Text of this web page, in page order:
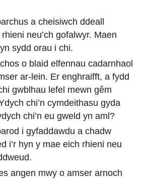
a cheisiwch ddeall
neu’ch gofalwyr. Maen
sydd orau i chi.
o blaid elfennau cadarnhaol
ar-lein. Er enghraifft, a fydd
gwblhau lefel mewn gêm
chi’n cymdeithasu gyda
chi’n eu gweld yn aml?
i gyfaddawdu a chadw
i’r hyn y mae eich rhieni neu
angen mwy o amser arnoch